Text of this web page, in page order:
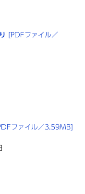
[PDFファイル／
ファイル／3.59MB]